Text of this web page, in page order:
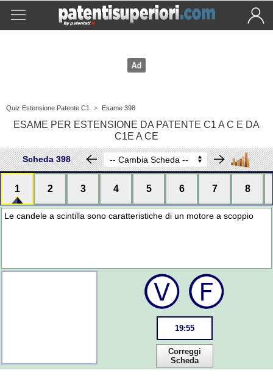
Quiz Estensione Patente C1 > Esame 398
ESAME PER ESTENSIONE DA PATENTE C1 A C E DA
C1E A CE
Scheda 398
1 2 3 4 5 6 7 8
Le candele a scintilla sono caratteristiche di un motore a scoppio
19:55
Correggi
Scheda